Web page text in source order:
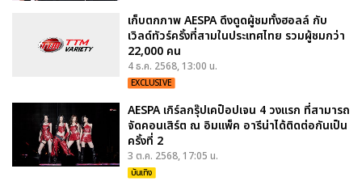
เก็บตกภาพ AESPA ดึงดูดผู้ชมทั้งฮอลล์ กับ
เวิลด์ทัวร์ครั้งที่สามในประเทศไทย รวมผู้ชมกว่า
22,000 คน
4 ธ.ค. 2568, 13:00 น.
EXCLUSIVE
AESPA เกิร์ลกรุ๊ปเคป็อปเจน 4 วงแรก ที่สามารถ
จัดคอนเสิร์ต ณ อิมแพ็ค อารีน่าได้ติดต่อกันเป็น
ครั้งที่ 2
3 ต.ค. 2568, 17:05 น.
บันเทิง